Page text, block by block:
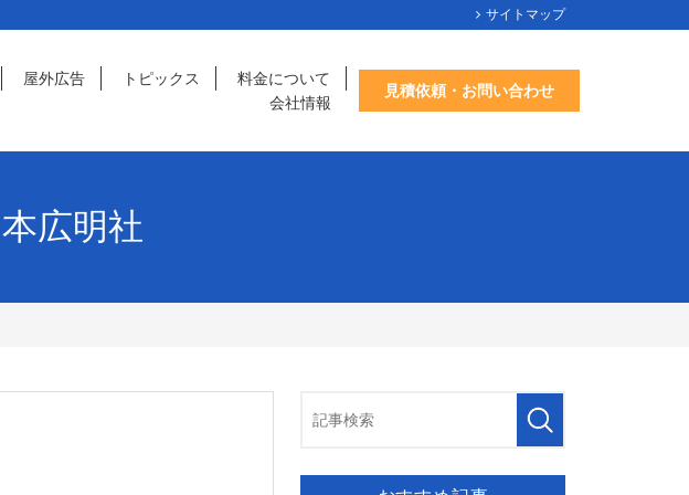
サイトマップ
屋外広告 トピックス
料金について
会社情報
見積依頼・お問い合わせ
広明社